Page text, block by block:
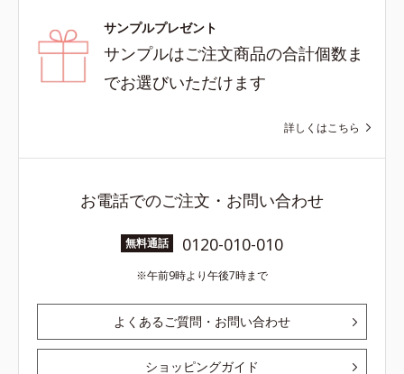
サンプルプレゼント
サンプルはご注文商品の合計個数ま
でお選びいただけます
詳しくはこちら
お電話でのご注文・お問い合わせ
無料通話 0120-010-010
午前9時より午後7時まで
よくあるご質問・お問い合わせ
ショッピングガイド